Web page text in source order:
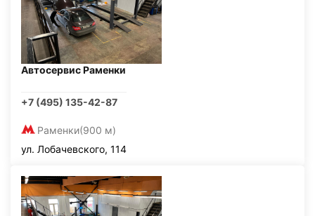
Автосервис Раменки
+7 (495) 135-42-87
Раменки(900 м)
ул. Лобачевского, 114